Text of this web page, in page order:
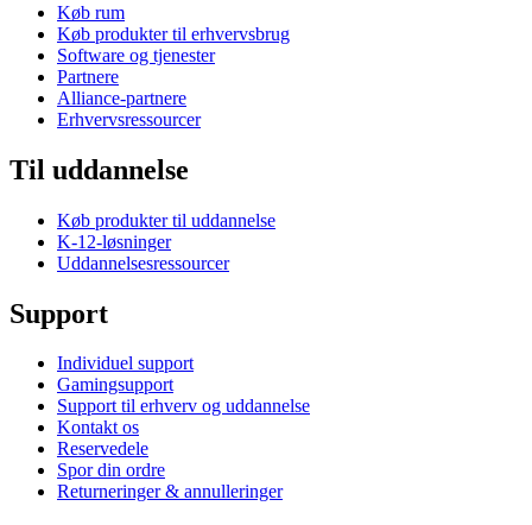
Køb rum
Køb produkter til erhvervsbrug
Software og tjenester
Partnere
Alliance-partnere
Erhvervsressourcer
Til uddannelse
Køb produkter til uddannelse
K-12-løsninger
Uddannelsesressourcer
Support
Individuel support
Gamingsupport
Support til erhverv og uddannelse
Kontakt os
Reservedele
Spor din ordre
Returneringer & annulleringer